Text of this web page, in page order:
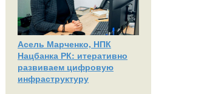
Асель Марченко, НПК
Нацбанка РК: итеративно
развиваем цифровую
инфраструктуру